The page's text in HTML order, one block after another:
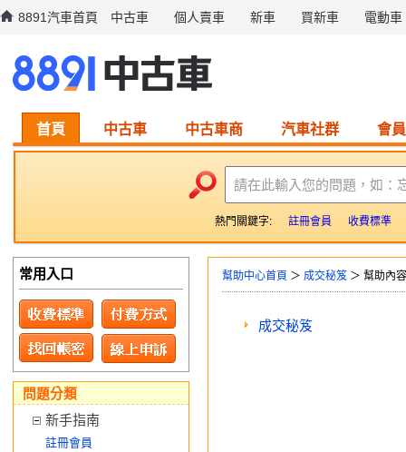
8891汽車首頁 中古車 個人賣車 新車 買新車 電動車
首頁 中古車 中古車商 汽車社群 會
請在此輸入您的問題，如：
熱門關鍵字: 註冊會員 收費標準
幫助中心首頁 ＞ 成交秘笈 ＞ 幫助內容
成交秘笈
常用入口
問題分類
新手指南
註冊會員